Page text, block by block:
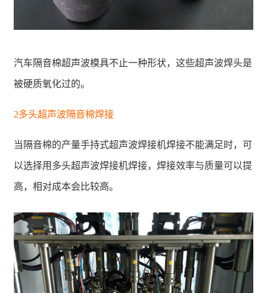
汽车隔音棉超声波模具不止一种形状，这些超声波焊头是
被硬质氧化过的。
2多头超声波隔音棉焊接
当隔音棉的产量手持式超声波焊接机焊接不能满足时，可
以选择用多头超声波焊接机焊接，焊接效率与质量可以提
高，相对成本会比较高。